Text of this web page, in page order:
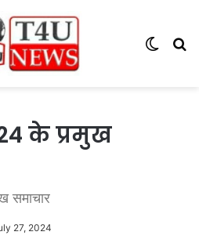
Switch
के प्रमुख
27, 2024